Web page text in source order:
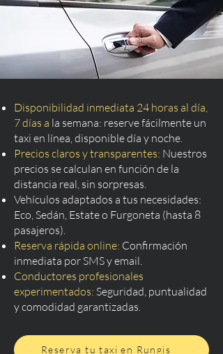
Disponibilidad inmediata 24 horas al día,
7 días a la semana: reserve fácilmente un
taxi en línea, disponible día y noche.
Precios claros y transparentes: Nuestros
precios se calculan en función de la
distancia real, sin sorpresas.
Vehículos adaptados a tus necesidades:
Eco, Sedán, Estate o Furgoneta (hasta 8
pasajeros).
Reserva rápida online: Confirmación
inmediata por SMS y email.
Conductores profesionales
experimentados: Seguridad, puntualidad
y comodidad garantizadas.
Reserva tu taxi en Rungis